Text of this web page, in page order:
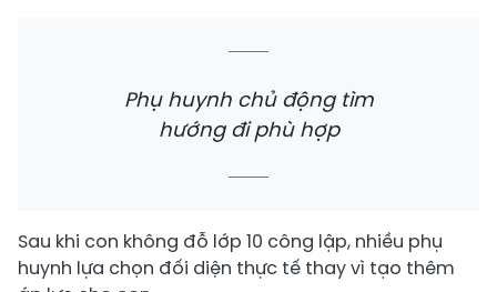
Phụ huynh chủ động tìm
hướng đi phù hợp
Sau khi con không đỗ lớp 10 công lập, nhiều phụ
huynh lựa chọn đối diện thực tế thay vì tạo thêm